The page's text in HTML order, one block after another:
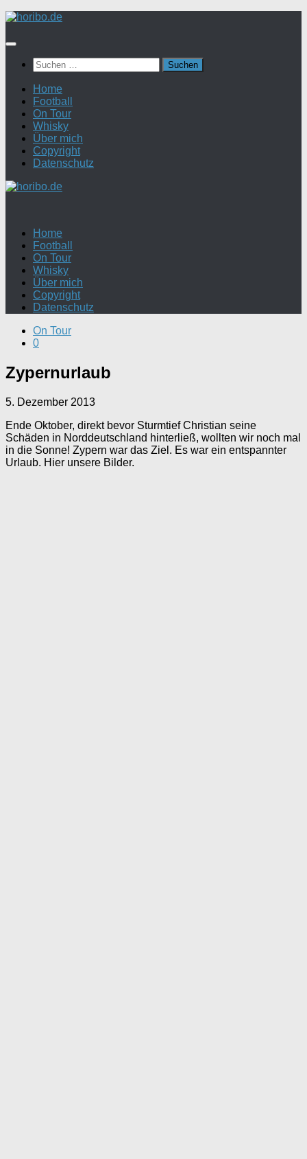
Zum
springen
Suchen
nach:
Home
Football
On Tour
Whisky
Über mich
Copyright
Datenschutz
Home
Football
On Tour
Whisky
Über mich
Copyright
Datenschutz
On Tour
0
Zypernurlaub
5. Dezember 2013
Ende Oktober, direkt bevor Sturmtief Christian seine
Schäden in Norddeutschland hinterließ, wollten wir noch mal
in die Sonne! Zypern war das Ziel. Es war ein entspannter
Urlaub. Hier unsere Bilder.